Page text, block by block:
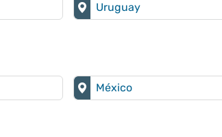
Uruguay
México